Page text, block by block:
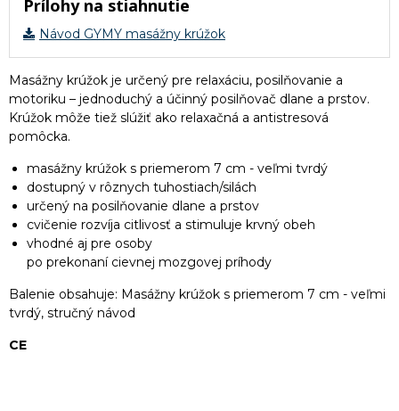
Prílohy na stiahnutie
Návod GYMY masážny krúžok
Masážny krúžok je určený pre relaxáciu, posilňovanie a
motoriku – jednoduchý a účinný posilňovač dlane a prstov.
Krúžok môže tiež slúžiť ako relaxačná a antistresová
pomôcka.
masážny krúžok s priemerom 7 cm - veľmi tvrdý
dostupný v rôznych tuhostiach/silách
určený na posilňovanie dlane a prstov
cvičenie rozvíja citlivosť a stimuluje krvný obeh
vhodné aj pre osoby
po prekonaní cievnej mozgovej príhody
Balenie obsahuje: Masážny krúžok s priemerom 7 cm - veľmi
tvrdý, stručný návod
CE